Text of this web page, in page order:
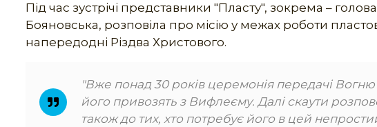
Під час зустрічі представники "Пласту", зокрема –
Бояновська, розповіла про місію у межах роботи
напередодні Різдва Христового.
"Вже понад 30 років церемонія передачі Вогню
його привозять з Вифлеєму. Далі скаути
також до тих, хто потребує його в цей